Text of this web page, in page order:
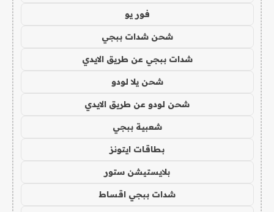
فور يو
شحن شدات ببجي
شدات ببجي عن طريق الايدي
شحن يلا لودو
شحن لودو عن طريق الايدي
شعبية ببجي
بطاقات ايتونز
بلايستيشن ستور
شدات ببجي اقساط